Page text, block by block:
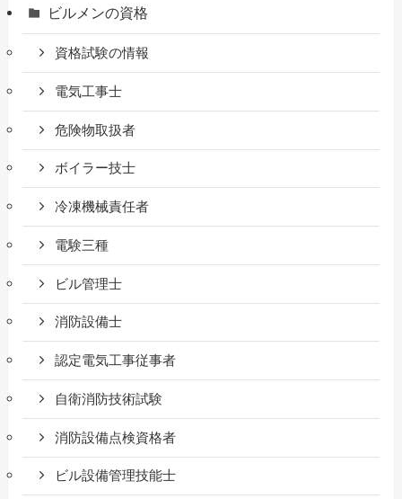
ビルメンの資格
資格試験の情報
電気工事士
危険物取扱者
ボイラー技士
冷凍機械責任者
電験三種
ビル管理士
消防設備士
認定電気工事従事者
自衛消防技術試験
消防設備点検資格者
ビル設備管理技能士